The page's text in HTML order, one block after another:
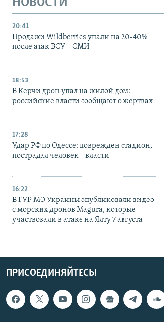
НОВОСТИ
20:41
Продажи Wildberries упали на 20-40%
после атак ВСУ – СМИ
18:53
В Керчи дрон упал на жилой дом:
российские власти сообщают о жертвах
17:28
Удар РФ по Одессе: поврежден стадион,
пострадал человек – власти
16:22
В ГУР МО Украины опубликовали видео
с морских дронов Magura, которые
участвовали в атаке на Ялту 7 августа
ПРИСОЕДИНЯЙТЕСЬ!